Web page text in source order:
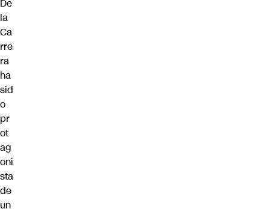
De
la
Ca
rre
ra
ha
sid
o
pr
ot
ag
oni
sta
de
un